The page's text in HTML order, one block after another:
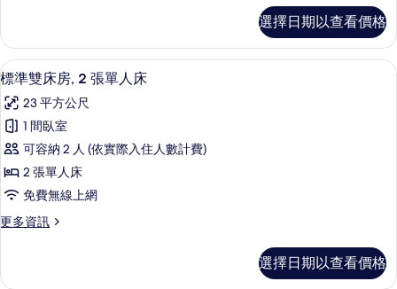
標
準
雙
人
床
的
所
有
相
雙
人
房,
張
標
雙
人
床
的
詳
選擇日期以查看價格
顯
示
標
準
雙
床
房,
2
單
標準雙床房, 2 張單人床 | 埃及棉床單
4
標準雙床房, 2 張單人床
23 平方公尺
1 間臥室
可容納 2 人 (依實際入住人數計費)
2 張單人床
免費無線上網
更多資訊
更
雙
選擇日期以查看價格